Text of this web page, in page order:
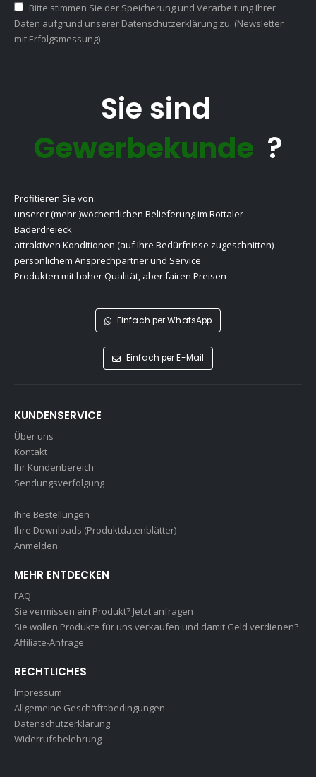
Bitte stimmen Sie der Speicherung und Verarbeitung Ihrer
Daten aufgrund unserer Datenschutzerklärung zu. (Newsletter
mit Erfolgsmessung)
Sie sind
Gewerbekunde ?
Profitieren Sie von:
unserer (mehr-)wöchentlichen Belieferung im Rottaler
Bäderdreieck
attraktiven Konditionen (auf Ihre Bedürfnisse zugeschnitten)
persönlichem Ansprechpartner und Service
Produkten mit hoher Qualität, aber fairen Preisen
Einfach per WhatsApp
Einfach per E-Mail
KUNDENSERVICE
Über uns
Kontakt
Ihr Kundenbereich
Sendungsverfolgung
Ihre Bestellungen
Ihre Downloads (Produktdatenblätter)
Anmelden
MEHR ENTDECKEN
FAQ
Sie vermissen ein Produkt? Jetzt anfragen
Sie wollen Produkte für uns verkaufen und damit Geld verdienen?
Affiliate-Anfrage
RECHTLICHES
Impressum
Allgemeine Geschäftsbedingungen
Datenschutzerklärung
Widerrufsbelehrung